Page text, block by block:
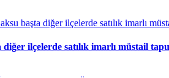
ilçelerde satılık imarlı müstail